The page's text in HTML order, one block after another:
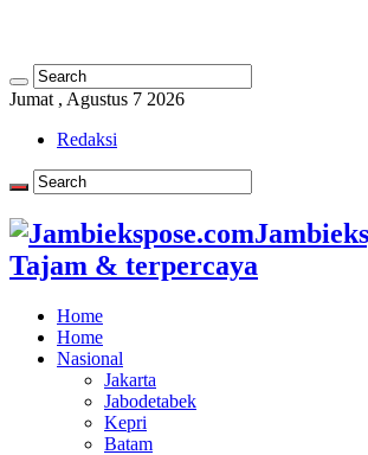
Jumat , Agustus 7 2026
Redaksi
Tajam & terpercaya
Home
Home
Nasional
Jakarta
Jabodetabek
Kepri
Batam